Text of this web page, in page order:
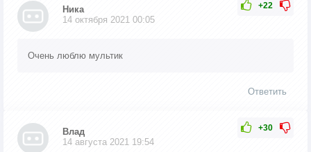
+22
Ника
14 октября 2021 00:05
Очень люблю мультик
Ответить
+30
Влад
14 августа 2021 19:54